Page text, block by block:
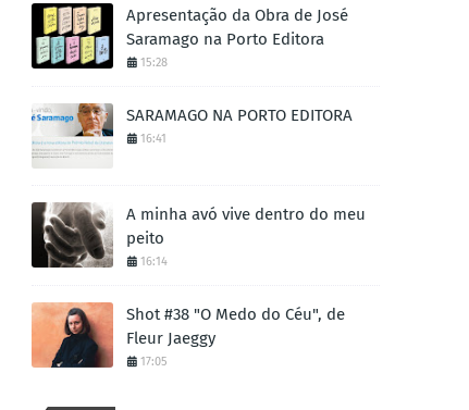
Apresentação da Obra de José
Saramago na Porto Editora
15:28
SARAMAGO NA PORTO EDITORA
16:41
A minha avó vive dentro do meu
peito
16:14
Shot #38 "O Medo do Céu", de
Fleur Jaeggy
17:05